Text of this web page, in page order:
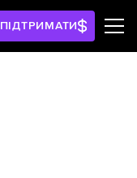
ПІДТРИМАТИ